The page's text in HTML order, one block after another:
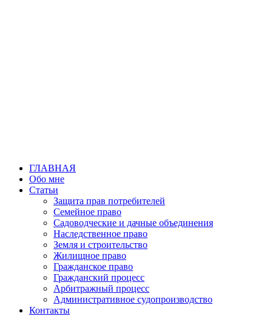
ГЛАВНАЯ
Обо мне
Статьи
Защита прав потребителей
Семейное право
Садоводческие и дачные объединения
Наследственное право
Земля и строительство
Жилищное право
Гражданское право
Гражданский процесс
Арбитражный процесс
Административное судопроизводство
Контакты